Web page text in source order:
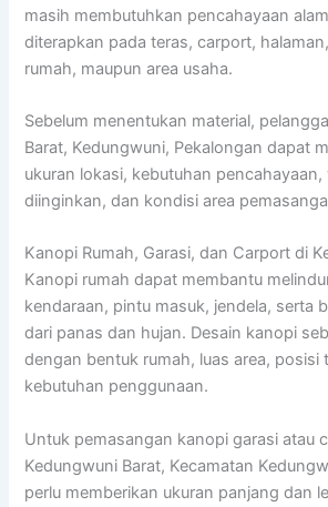
masih membutuhkan pencahayaan
diterapkan pada teras, carport,
rumah, maupun area usaha.
Sebelum menentukan material,
Barat, Kedungwuni, Pekalongan dapat
ukuran lokasi, kebutuhan pencahayaan,
diinginkan, dan kondisi area
Kanopi Rumah, Garasi, dan Carport di
Kanopi rumah dapat membantu
kendaraan, pintu masuk, jendela, serta
dari panas dan hujan. Desain kanopi
dengan bentuk rumah, luas area, posisi
kebutuhan penggunaan.
Untuk pemasangan kanopi garasi atau
Kedungwuni Barat, Kecamatan
perlu memberikan ukuran panjang dan